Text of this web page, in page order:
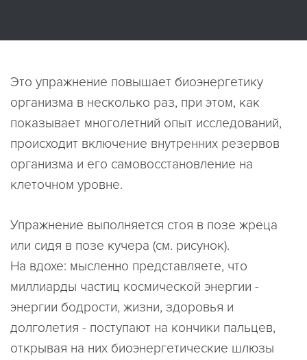
Это упражнение повышает биоэнергетику
организма в несколько раз, при этом, как
показывает многолетний опыт исследований,
происходит включение внутренних резервов
организма и его самовосстановление на
клеточном уровне.
Упражнение выполняется стоя в позе жреца
или сидя в позе кучера (см. рисунок).
На вдохе: мысленно представляете, что
миллиарды частиц космической энергии -
энергии бодрости, жизни, здоровья и
долголетия - поступают на кончики пальцев,
открывая на них биоэнергетические шлюзы